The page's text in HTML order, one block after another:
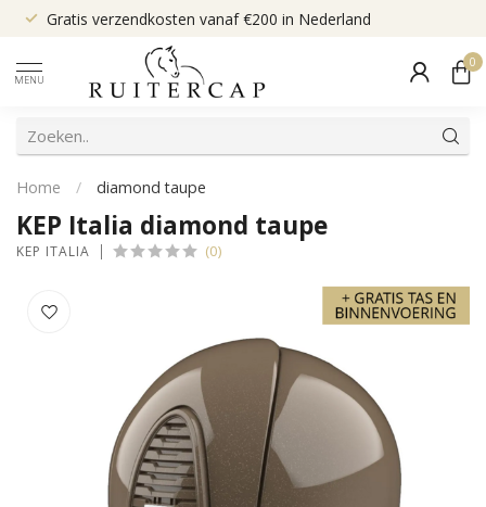
Gratis verzendkosten vanaf €200 in Nederland
MENU
0
Home / diamond taupe
KEP Italia diamond taupe
KEP ITALIA (0)